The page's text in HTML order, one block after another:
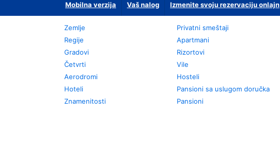
Mobilna verzija Vaš nalog Izmenite svoju rezervaciju onlajn
Zemlje
Regije
Gradovi
Četvrti
Aerodromi
Hoteli
Znamenitosti
Privatni smeštaji
Apartmani
Rizortovi
Vile
Hosteli
Pansioni sa uslugom doručka
Pansioni